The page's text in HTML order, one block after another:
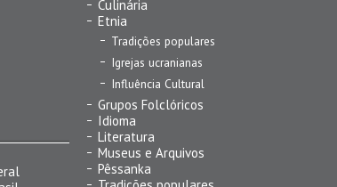
Culinária
Etnia
Tradições populares
Igrejas ucranianas
Influência Cultural
Grupos Folclóricos
Idioma
Literatura
Museus e Arquivos
Pêssanka